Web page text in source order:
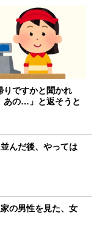
りですかと聞かれ
あの…」と返そうと
んだ後、やっては
の男性を見た、女